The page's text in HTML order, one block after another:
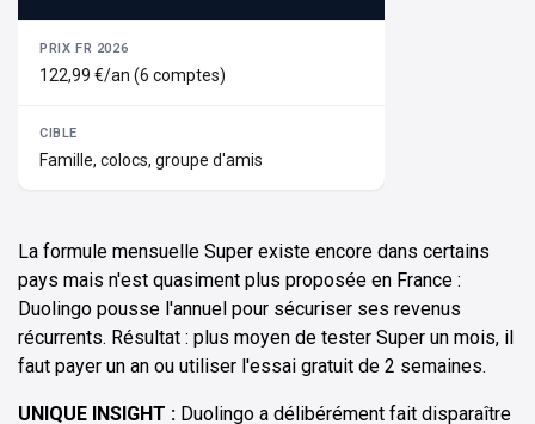
122,99 €/an (6 comptes)
Famille, colocs, groupe d'amis
La formule mensuelle Super existe encore dans certains
pays mais n'est quasiment plus proposée en France :
Duolingo pousse l'annuel pour sécuriser ses revenus
récurrents. Résultat : plus moyen de tester Super un mois, il
faut payer un an ou utiliser l'essai gratuit de 2 semaines.
UNIQUE INSIGHT : Duolingo a délibérément fait disparaître